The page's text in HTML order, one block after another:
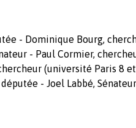
- Dominique Bourg,
- Paul Cormier,
(université Paris 8 et
- Joel Labbé,